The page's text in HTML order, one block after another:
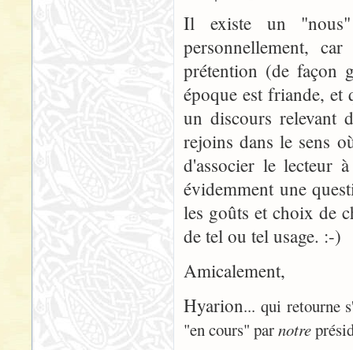
Il existe un
personnellement,
prétention (de façon
époque est friande, et
un discours relevant
rejoins dans le sens
d'associer le lecteur
évidemment une
les goûts et choix de
de tel ou tel usage. :-)
Amicalement,
Hyarion... qui retourne
"en cours" parnotre